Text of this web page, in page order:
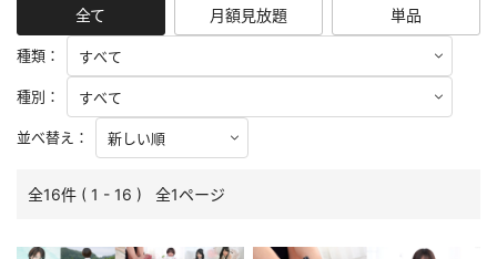
全て 月額見放題 単品
種類：
種別：
並べ替え：
全16件 ( 1 - 16 ) 全1ページ